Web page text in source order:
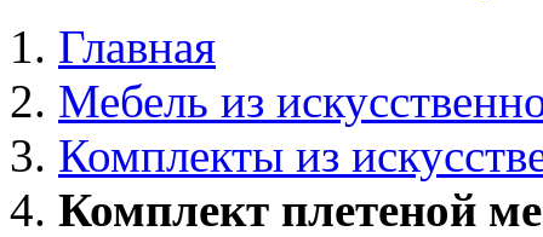
Главная
Мебель из
Комплекты из
Комплект плетеной